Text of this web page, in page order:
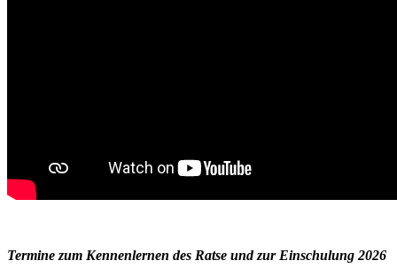
Termine zum Kennenlernen des Ratse und zur Einschulung 2026